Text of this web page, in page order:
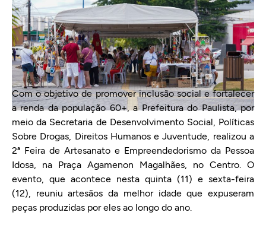
Com o objetivo de promover inclusão social e fortalecer
a renda da população 60+, a Prefeitura do Paulista, por
meio da Secretaria de Desenvolvimento Social, Políticas
Sobre Drogas, Direitos Humanos e Juventude, realizou a
2ª Feira de Artesanato e Empreendedorismo da Pessoa
Idosa, na Praça Agamenon Magalhães, no Centro. O
evento, que acontece nesta quinta (11) e sexta-feira
(12), reuniu artesãos da melhor idade que expuseram
peças produzidas por eles ao longo do ano.